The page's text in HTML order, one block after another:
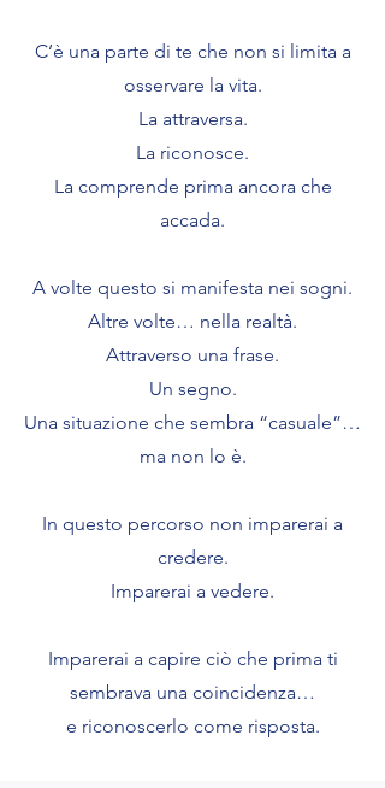
C’è una parte di te che non si limita a
osservare la vita.
La attraversa.
La riconosce.
La comprende prima ancora che
accada.
A volte questo si manifesta nei sogni.
Altre volte… nella realtà.
Attraverso una frase.
Un segno.
Una situazione che sembra “casuale”…
ma non lo è.
In questo percorso non imparerai a
credere.
Imparerai a vedere.
Imparerai a capire ciò che prima ti
sembrava una coincidenza…
e riconoscerlo come risposta.